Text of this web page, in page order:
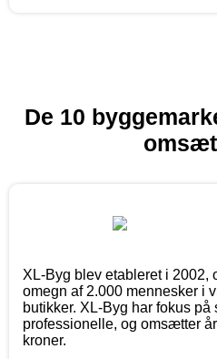
De 10
XL-Byg blev etableret i 2002,
omegn af 2.000 mennesker i
butikker. XL-Byg har fokus på
professionelle, og omsætter
kroner.